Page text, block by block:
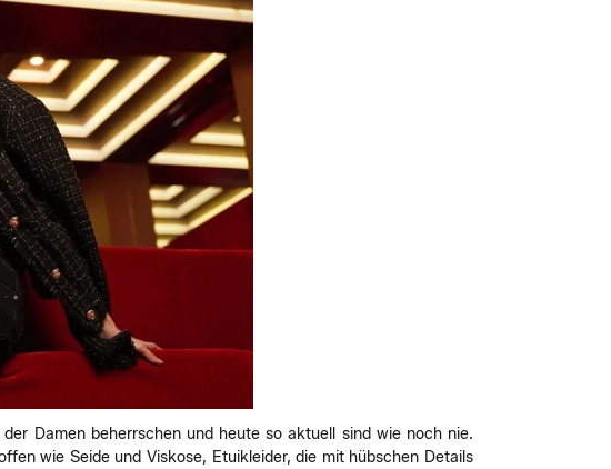
Damen beherrschen und heute so aktuell sind wie noch nie.
wie Seide und Viskose, Etuikleider, die mit hübschen Details